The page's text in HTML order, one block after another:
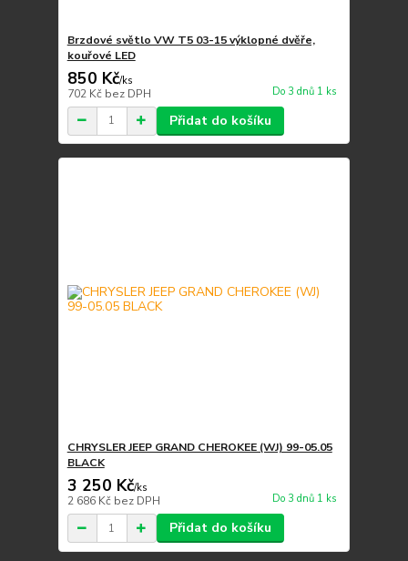
Brzdové světlo VW T5 03-15 výklopné dvěře,
kouřové LED
850 Kč/ks
702 Kč bez DPH Do 3 dnů 1 ks
Přidat do košíku
CHRYSLER JEEP GRAND CHEROKEE (WJ) 99-05.05
BLACK
3 250 Kč/ks
2 686 Kč bez DPH Do 3 dnů 1 ks
Přidat do košíku